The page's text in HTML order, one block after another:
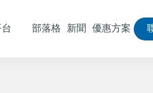
部落格 新聞 優惠方案